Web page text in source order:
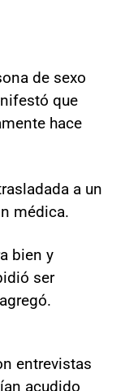
de sexo
que
hace
a un
médica.
bien y
ser
entrevistas
acudido